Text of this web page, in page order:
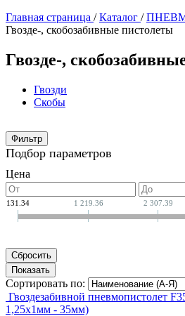
Главная страница / Каталог /
Гвозде-, скобозабивные пистолеты
Гвозде-,
Гвозди
Скобы
Фильтр
Подбор параметров
Цена
131.34 1 219.36 2 307.39
Сортировать по:
Гвоздезабивной пневмопистолет
1,25х1мм - 35мм)